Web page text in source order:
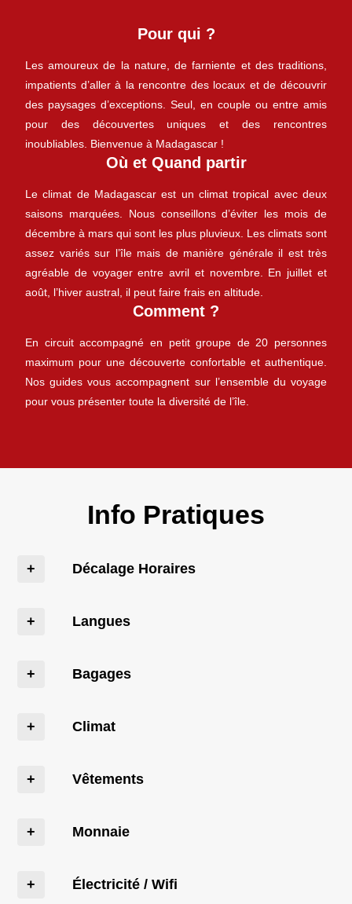
Pour qui ?
Les amoureux de la nature, de farniente et des traditions,
impatients d’aller à la rencontre des locaux et de découvrir
des paysages d’exceptions. Seul, en couple ou entre amis
pour des découvertes uniques et des rencontres
inoubliables. Bienvenue à Madagascar !
Où et Quand partir
Le climat de Madagascar est un climat tropical avec deux
saisons marquées. Nous conseillons d’éviter les mois de
décembre à mars qui sont les plus pluvieux. Les climats sont
assez variés sur l’île mais de manière générale il est très
agréable de voyager entre avril et novembre. En juillet et
août, l’hiver austral, il peut faire frais en altitude.
Comment ?
En circuit accompagné en petit groupe de 20 personnes
maximum pour une découverte confortable et authentique.
Nos guides vous accompagnent sur l’ensemble du voyage
pour vous présenter toute la diversité de l’île.
Info Pratiques
Décalage Horaires
Langues
Bagages
Climat
Vêtements
Monnaie
Électricité / Wifi